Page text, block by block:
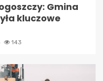
Gmina
kluczowe
143